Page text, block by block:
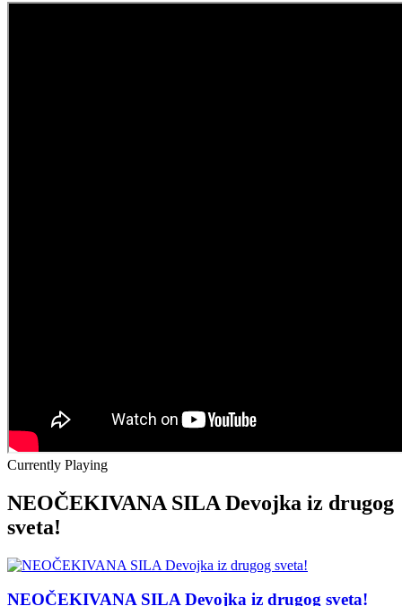
Currently Playing
NEOČEKIVANA SILA Devojka iz drugog
sveta!
NEOČEKIVANA SILA Devojka iz drugog sveta!